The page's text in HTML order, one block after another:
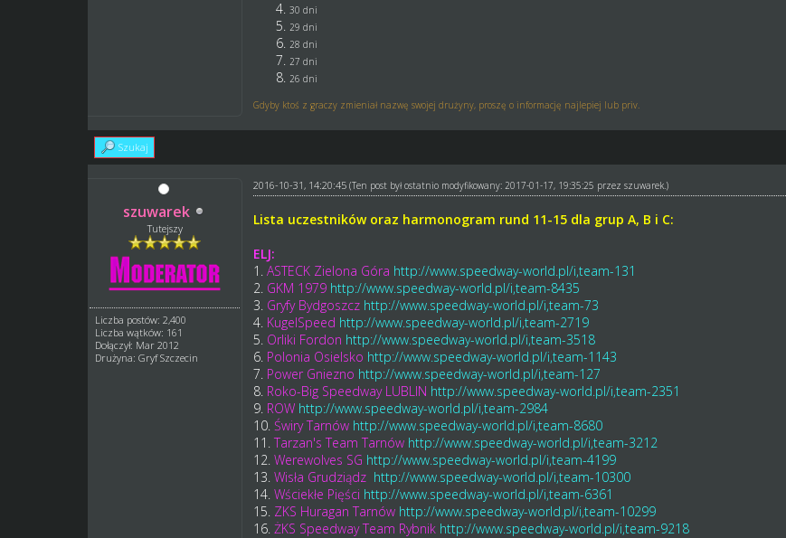
30 dni
29 dni
28 dni
27 dni
26 dni
Gdyby ktoś z graczy zmieniał nazwę swojej drużyny, proszę o informację najlepiej lub priv.
Szukaj
szuwarek
Tutejszy
Liczba postów: 2,400
Liczba wątków: 161
Dołączył: Mar 2012
Drużyna: Gryf Szczecin
2016-10-31, 14:20:45 (Ten post był ostatnio modyfikowany: 2017-01-17, 19:35:25 przez szuwarek.)
Lista uczestników oraz harmonogram rund 11-15 dla grup A, B i C:
ELJ:
1. ASTECK Zielona Góra http://www.speedway-world.pl/i,team-131
2. GKM 1979 http://www.speedway-world.pl/i,team-8435
3. Gryfy Bydgoszcz http://www.speedway-world.pl/i,team-73
4. KugelSpeed http://www.speedway-world.pl/i,team-2719
5. Orliki Fordon http://www.speedway-world.pl/i,team-3518
6. Polonia Osielsko http://www.speedway-world.pl/i,team-1143
7. Power Gniezno http://www.speedway-world.pl/i,team-127
8. Roko-Big Speedway LUBLIN http://www.speedway-world.pl/i,team-2351
9. ROW http://www.speedway-world.pl/i,team-2984
10. Świry Tarnów http://www.speedway-world.pl/i,team-8680
11. Tarzan's Team Tarnów http://www.speedway-world.pl/i,team-3212
12. Werewolves SG http://www.speedway-world.pl/i,team-4199
13. Wisła Grudziądz http://www.speedway-world.pl/i,team-10300
14. Wściekłe Pięści http://www.speedway-world.pl/i,team-6361
15. ZKS Huragan Tarnów http://www.speedway-world.pl/i,team-10299
16. ŻKS Speedway Team Rybnik http://www.speedway-world.pl/i,team-9218